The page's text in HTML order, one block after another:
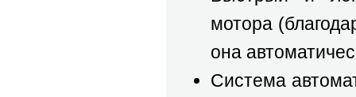
мотора
она
Система